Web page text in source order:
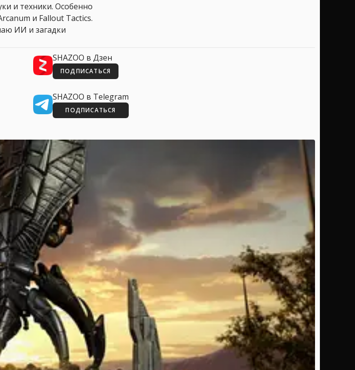
и техники. Особенно
и Fallout Tactics.
ИИ и загадки
SHAZOO в Дзен
ПОДПИСАТЬСЯ
SHAZOO в Telegram
ПОДПИСАТЬСЯ